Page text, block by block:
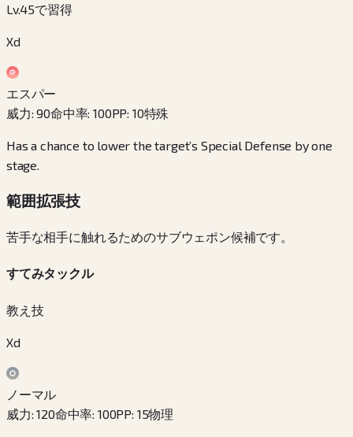
Lv.45で習得
Xd
エスパー
威力:90命中率:100PP: 10特殊
Has a chance to lower the target’s Special Defense by one
stage.
範囲拡張技
苦手な相手に触れるためのサブウェポン候補です。
すてみタックル
教え技
Xd
ノーマル
威力:120命中率: 100PP: 15物理